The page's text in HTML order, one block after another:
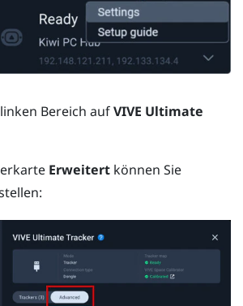
Bereich aufVIVE Ultimate
Erweitertkönnen Sie